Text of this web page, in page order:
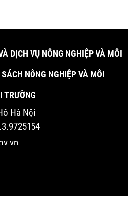
DỊCH VỤ NÔNG NGHIỆP VÀ MÔI
NÔNG NGHIỆP VÀ MÔI
TRƯỜNG
Hà Nội